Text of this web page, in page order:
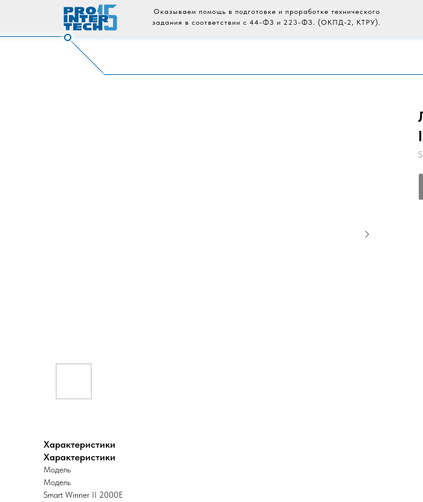
Оказываем помощь в подготовке и проработке технического
задания в соответствии с 44-ФЗ и 223-ФЗ. (ОКПД-2, КТРУ).
Характеристики
Характеристики
Модель
Модель
Smart Winner II 2000E